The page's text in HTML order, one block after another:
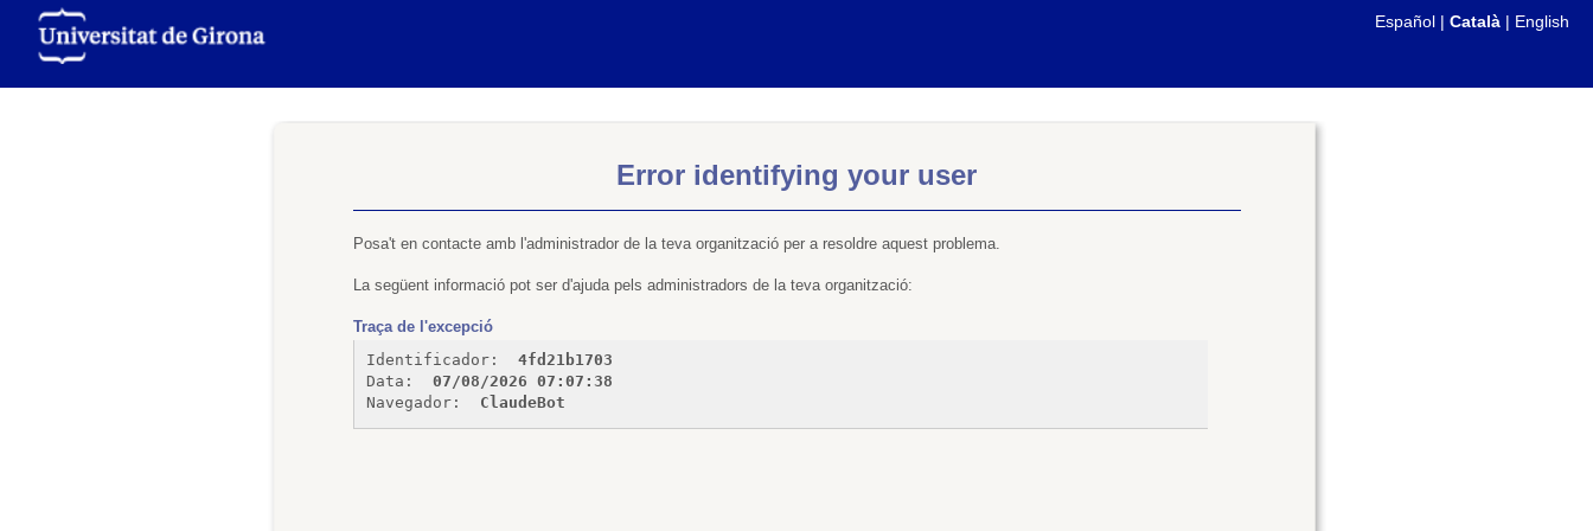
Español | Català | English
Error identifying your user
Posa't en contacte amb l'administrador de la teva organització per a resoldre aquest problema.
La següent informació pot ser d'ajuda pels administradors de la teva organització:
Traça de l'excepció
Identificador:
4fd21b1703
Data:
07/08/2026 07:07:38
Navegador:
ClaudeBot